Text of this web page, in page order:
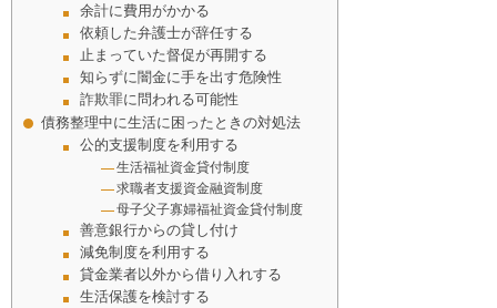
余計に費用がかかる
依頼した弁護士が辞任する
止まっていた督促が再開する
知らずに闇金に手を出す危険性
詐欺罪に問われる可能性
債務整理中に生活に困ったときの対処法
公的支援制度を利用する
生活福祉資金貸付制度
求職者支援資金融資制度
母子父子寡婦福祉資金貸付制度
善意銀行からの貸し付け
減免制度を利用する
貸金業者以外から借り入れする
生活保護を検討する